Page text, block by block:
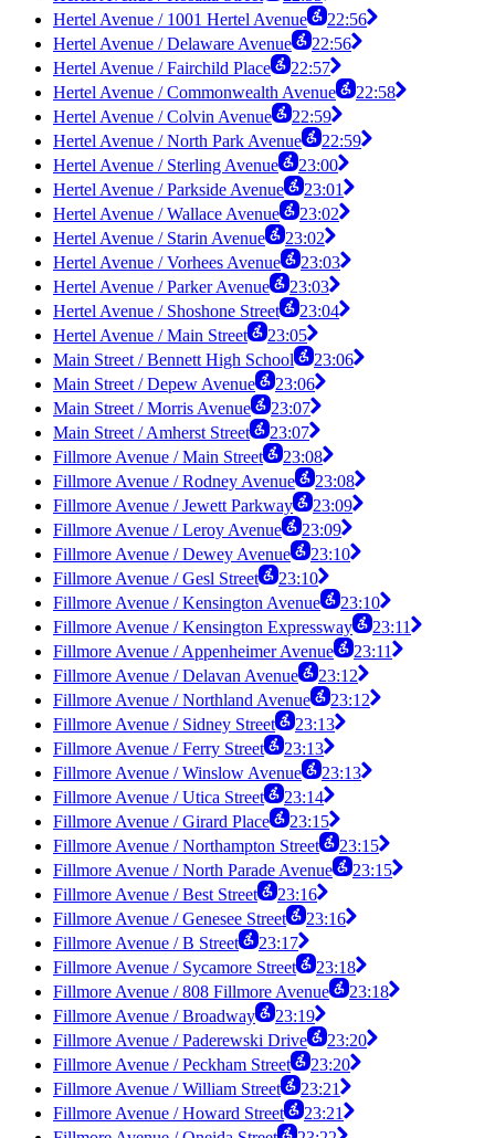
Hertel Avenue / 1001 Hertel Avenue
22:56
Hertel Avenue / Delaware Avenue
22:56
Hertel Avenue / Fairchild Place
22:57
Hertel Avenue / Commonwealth Avenue
22:58
Hertel Avenue / Colvin Avenue
22:59
Hertel Avenue / North Park Avenue
22:59
Hertel Avenue / Sterling Avenue
23:00
Hertel Avenue / Parkside Avenue
23:01
Hertel Avenue / Wallace Avenue
23:02
Hertel Avenue / Starin Avenue
23:02
Hertel Avenue / Vorhees Avenue
23:03
Hertel Avenue / Parker Avenue
23:03
Hertel Avenue / Shoshone Street
23:04
Hertel Avenue / Main Street
23:05
Main Street / Bennett High School
23:06
Main Street / Depew Avenue
23:06
Main Street / Morris Avenue
23:07
Main Street / Amherst Street
23:07
Fillmore Avenue / Main Street
23:08
Fillmore Avenue / Rodney Avenue
23:08
Fillmore Avenue / Jewett Parkway
23:09
Fillmore Avenue / Leroy Avenue
23:09
Fillmore Avenue / Dewey Avenue
23:10
Fillmore Avenue / Gesl Street
23:10
Fillmore Avenue / Kensington Avenue
23:10
Fillmore Avenue / Kensington Expressway
23:11
Fillmore Avenue / Appenheimer Avenue
23:11
Fillmore Avenue / Delavan Avenue
23:12
Fillmore Avenue / Northland Avenue
23:12
Fillmore Avenue / Sidney Street
23:13
Fillmore Avenue / Ferry Street
23:13
Fillmore Avenue / Winslow Avenue
23:13
Fillmore Avenue / Utica Street
23:14
Fillmore Avenue / Girard Place
23:15
Fillmore Avenue / Northampton Street
23:15
Fillmore Avenue / North Parade Avenue
23:15
Fillmore Avenue / Best Street
23:16
Fillmore Avenue / Genesee Street
23:16
Fillmore Avenue / B Street
23:17
Fillmore Avenue / Sycamore Street
23:18
Fillmore Avenue / 808 Fillmore Avenue
23:18
Fillmore Avenue / Broadway
23:19
Fillmore Avenue / Paderewski Drive
23:20
Fillmore Avenue / Peckham Street
23:20
Fillmore Avenue / William Street
23:21
Fillmore Avenue / Howard Street
23:21